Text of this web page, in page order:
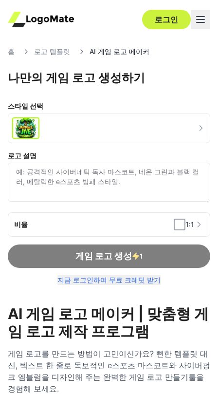
로그인
홈 로고 템플릿 AI 게임 로고 메이커
나만의 게임 로고 생성하기
스타일 선택
로고 설명
비율 1:1
게임 로고 생성 1
지금 로그인하여 무료 크레딧 받기
AI 게임 로고 메이커 | 맞춤형 게
임 로고 제작 프로그램
게임 로고를 만드는 방법이 고민이신가요? 뻔한 템플릿 대
신, 텍스트 한 줄로 독보적인 e스포츠 마스코트와 사이버펑
크 엠블럼을 디자인해 주는 완벽한 게임 로고 만들기툴을
경험해 보세요.